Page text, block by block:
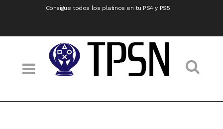
Consigue todos los platinos en tu PS4 y PS5